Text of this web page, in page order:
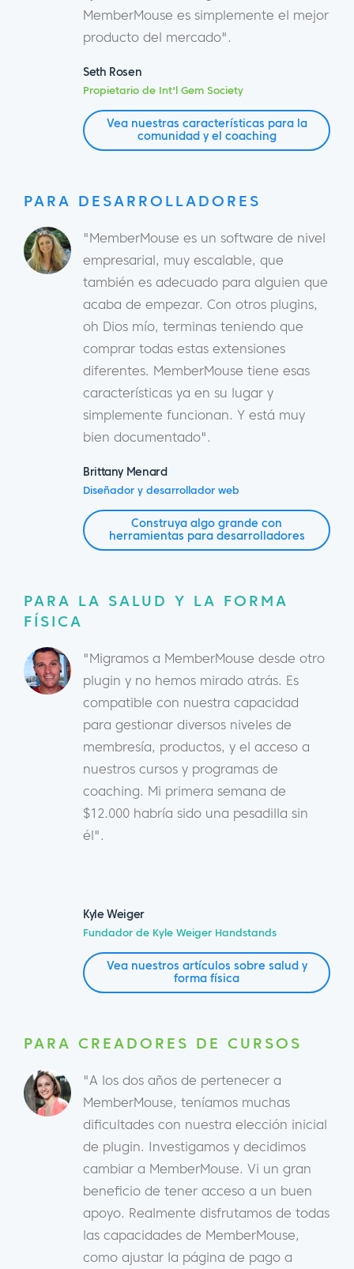
MemberMouse es simplemente el mejor
producto del mercado".
Seth Rosen
Propietario de Int'l Gem Society
Vea nuestras características para la
comunidad y el coaching
PARA DESARROLLADORES
"MemberMouse es un software de nivel
empresarial, muy escalable, que
también es adecuado para alguien que
acaba de empezar. Con otros plugins,
oh Dios mío, terminas teniendo que
comprar todas estas extensiones
diferentes. MemberMouse tiene esas
características ya en su lugar y
simplemente funcionan. Y está muy
bien documentado".
Brittany Menard
Diseñador y desarrollador web
Construya algo grande con
herramientas para desarrolladores
PARA LA SALUD Y LA FORMA
FÍSICA
"Migramos a MemberMouse desde otro
plugin y no hemos mirado atrás. Es
compatible con nuestra capacidad
para gestionar diversos niveles de
membresía, productos, y el acceso a
nuestros cursos y programas de
coaching. Mi primera semana de
$12.000 habría sido una pesadilla sin
él".
Kyle Weiger
Fundador de Kyle Weiger Handstands
Vea nuestros artículos sobre salud y
forma física
PARA CREADORES DE CURSOS
"A los dos años de pertenecer a
MemberMouse, teníamos muchas
dificultades con nuestra elección inicial
de plugin. Investigamos y decidimos
cambiar a MemberMouse. Vi un gran
beneficio de tener acceso a un buen
apoyo. Realmente disfrutamos de todas
las capacidades de MemberMouse,
como ajustar la página de pago a